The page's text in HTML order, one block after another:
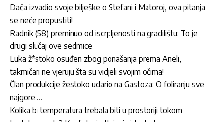
Dača izvadio svoje bilješke o Stefani i Matoroj, ova pitanja
se neće propustiti!
Radnik (58) preminuo od iscrpljenosti na gradilištu: To je
drugi slučaj ove sedmice
Luka ž*stoko osuđen zbog ponašanja prema Aneli,
takmičari ne vjeruju šta su vidjeli svojim očima!
Član produkcije žestoko udario na Gastoza: O foliranju sve
najgore …
Kolika bi temperatura trebala biti u prostoriji tokom